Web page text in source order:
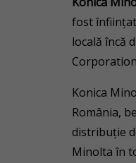
fost
locală încă
Konica
România,
distribuţie
Minolta în